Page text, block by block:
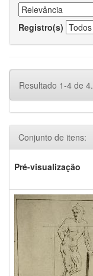
Registro(s)
Resultado 1-4 de 4.
Conjunto de itens:
Pré-visualização